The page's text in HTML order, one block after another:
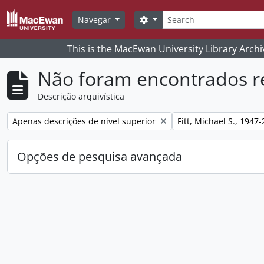
Skip to main content
Navegar
Pesquisar
Search options
This is the MacEwan University Library
Não foram encontrados
Descrição arquivística
Remove filter:
Apenas descrições de nível superior Remove filter:
Fitt, Michael S., 1947-
Opções de pesquisa avançada